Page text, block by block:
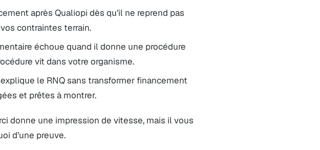
après Qualiopi dès qu’il ne reprend pas
contraintes terrain.
échoue quand il donne une procédure
vit dans votre organisme.
le RNQ sans transformer financement
et prêtes à montrer.
donne une impression de vitesse, mais il vous
d’une preuve.